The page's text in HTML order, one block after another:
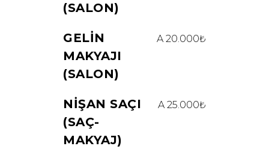
(SALON)
GELIN
MAKYAJI
(SALON)
A 20.000₺
NIŞAN SAÇI
(SAÇ-
MAKYAJ)
A 25.000₺